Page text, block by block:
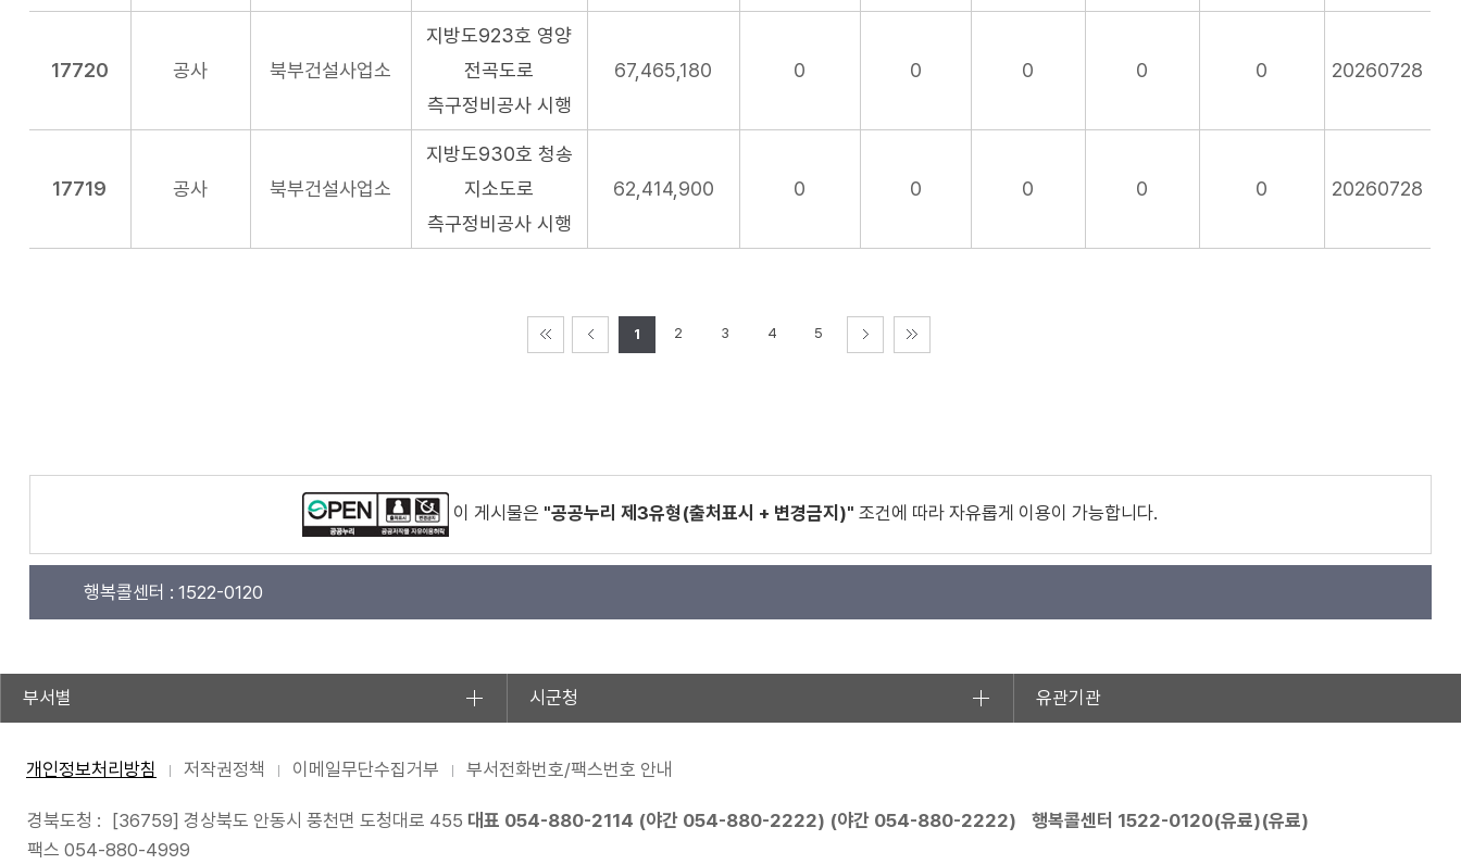
17720 공사 북부건설사업소
지방도923호 영양
전곡도로
측구정비공사 시행
67,465,180 0 0 0 0 0 20260728
17719 공사 북부건설사업소
지방도930호 청송
지소도로
측구정비공사 시행
62,414,900 0 0 0 0 0 20260728
1 2 3 4 5
이 게시물은 "공공누리 제3유형(출처표시 + 변경금지)" 조건에 따라 자유롭게 이용이 가능합니다.
행복콜센터 : 1522-0120
부서별 시군청 유관기관
개인정보처리방침 저작권정책 이메일무단수집거부 부서전화번호/팩스번호 안내
경북도청 : [36759] 경상북도 안동시 풍천면 도청대로 455 대표 054-880-2114 (야간 054-880-2222) (야간 054-880-2222) 행복콜센터 1522-0120(유료)(유료)
팩스 054-880-4999